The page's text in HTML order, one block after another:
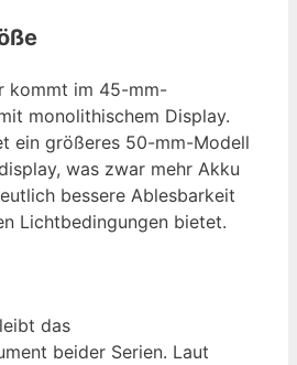
kommt im 45-mm-
monolithischem Display.
ein größeres 50-mm-Modell
was zwar mehr Akku
bessere Ablesbarkeit
Lichtbedingungen bietet.
das
beider Serien. Laut